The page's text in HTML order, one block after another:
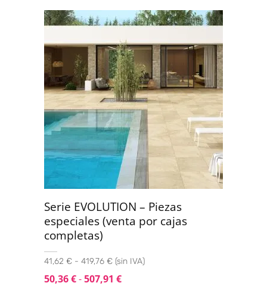
Serie EVOLUTION – Piezas
especiales (venta por cajas
completas)
41,62 € - 419,76 € (sin IVA)
50,36€-507,91 €